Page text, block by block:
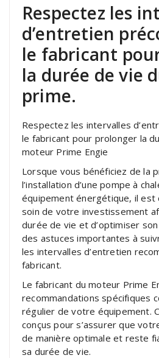
Respectez les
d’entretien
le fabricant
la durée de vie
prime.
Respectez les intervalles
le fabricant pour prolonger la
moteur Prime Engie
Lorsque vous bénéficiez de la
l’installation d’une pompe à
équipement énergétique, il
soin de votre investissement
durée de vie et d’optimiser
des astuces importantes à
les intervalles d’entretien
fabricant.
Le fabricant du moteur Prime
recommandations spécifiques
régulier de votre équipement.
conçus pour s’assurer que
de manière optimale et reste
sa durée de vie.